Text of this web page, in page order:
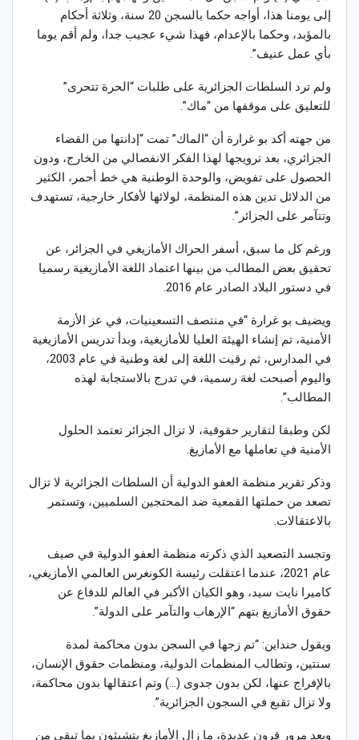
إلى يومنا هذا، أواجه حكما بالسجن 20 سنة، وثلاثة أحكام
بالمؤبد، وحكما بالإعدام، فهذا شيء عجيب جدا، ولم أقم يوما
بأي عمل عنيف”.
ولم ترد السلطات الجزائرية على طلبات “الحرة تتحرى”
للتعليق على موقفها من “ماك”.
من جهته أكد بو غرارة أن “الماك” تمت “إدانتها من القضاء
الجزائري، بعد ترويجها لهذا الفكر الانفصالي من الخارج، ودون
الحصول على تفويض، والوحدة الوطنية هي خط أحمر، الكثير
من الدلائل تدين هذه المنظمة، لولائها لأفكار خارجية، تستهدف
وتتآمر على الجزائر”.
ورغم كل ما سبق، أسفر الحراك الأمازيغي في الجزائر، عن
تحقيق بعض المطالب من بينها اعتماد اللغة الأمازيغية رسميا
في دستور البلاد الصادر عام 2016.
ويضيف بو غرارة “في منتصف التسعينيات، في عز الأزمة
الأمنية، تم إنشاء الهيئة العليا للأمازيغية، وبدأ تدريس الأمازيغية
في المدارس، ثم رقيت اللغة إلى لغة وطنية في عام 2003،
واليوم أصبحت لغة رسمية، في تدرج بالاستجابة لهذه
المطالب”.
لكن وطبقا لتقارير حقوقية، لا تزال الجزائر تعتمد الحلول
الأمنية في تعاملها مع الأمازيغ.
وذكر تقرير منظمة العفو الدولية أن السلطات الجزائرية لا تزال
تصعد من حملتها القمعية ضد المحتجين السلميين، وتستمر
بالاعتقالات.
وتجسد التصعيد الذي ذكرته منظمة العفو الدولية في صيف
عام 2021، عندما اعتقلت رئيسة الكونغرس العالمي الأمازيغي،
كاميرا نايت سيد، وهو الكيان الأكبر في العالم للدفاع عن
حقوق الأمازيغ بتهم “الإرهاب والتآمر على الدولة”.
ويقول حنداين: “تم زجها في السجن بدون محاكمة لمدة
سنتين، وتطالب المنظمات الدولية، ومنظمات حقوق الإنسان،
بالإفراج عنها، لكن بدون جدوى (…) وتم اعتقالها بدون محاكمة،
ولا تزال تقبع في السجون الجزائرية”.
وبعد مرور قرون عديدة، ما زال الأمازيغ يتشبثون بما تبقى من